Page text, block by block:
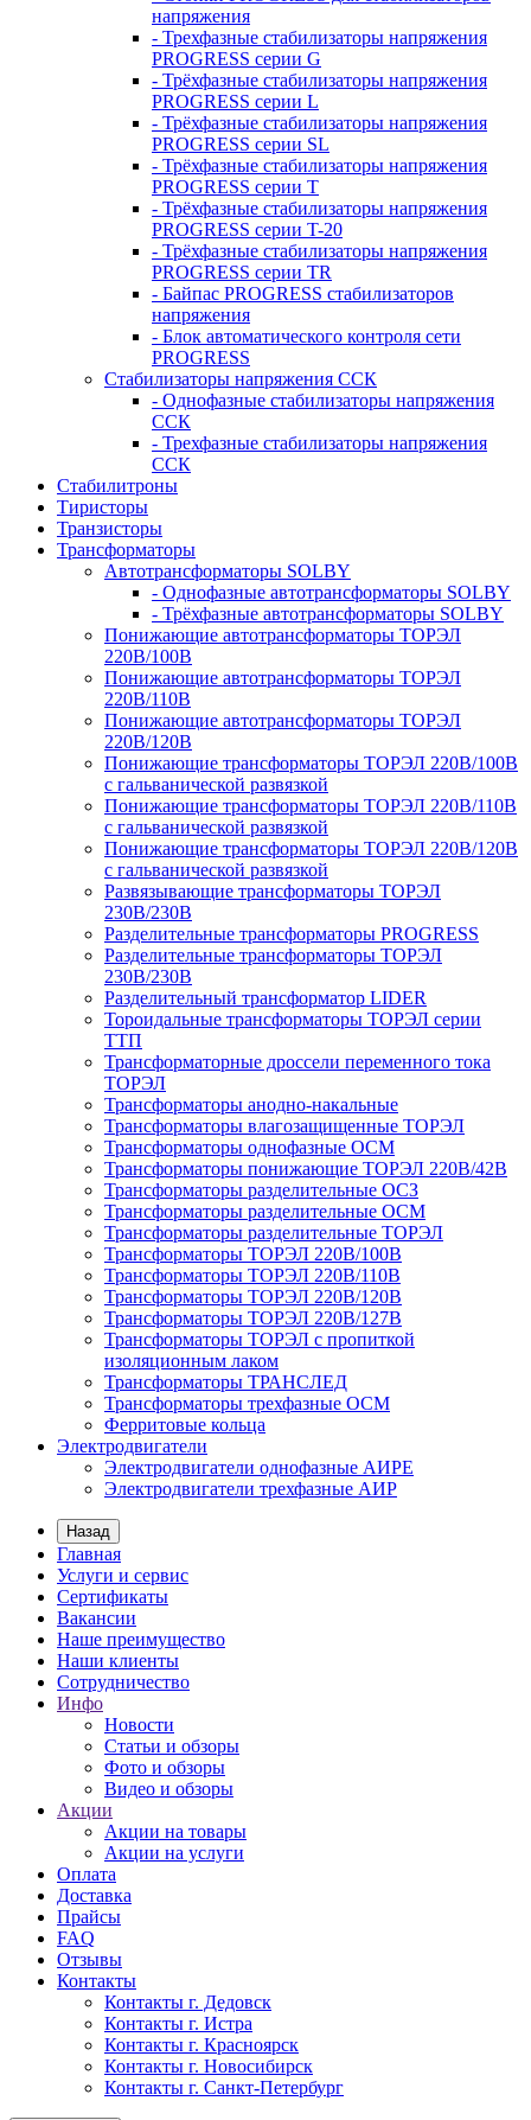
напряжения
- Трехфазные стабилизаторы напряжения
PROGRESS серии G
- Трёхфазные стабилизаторы напряжения
PROGRESS серии L
- Трёхфазные стабилизаторы напряжения
PROGRESS серии SL
- Трёхфазные стабилизаторы напряжения
PROGRESS серии T
- Трёхфазные стабилизаторы напряжения
PROGRESS серии T-20
- Трёхфазные стабилизаторы напряжения
PROGRESS серии TR
- Байпас PROGRESS стабилизаторов
напряжения
- Блок автоматического контроля сети
PROGRESS
Стабилизаторы напряжения ССК
- Однофазные стабилизаторы напряжения
ССК
- Трехфазные стабилизаторы напряжения
ССК
Стабилитроны
Тиристоры
Транзисторы
Трансформаторы
Автотрансформаторы SOLBY
- Однофазные автотрансформаторы SOLBY
- Трёхфазные автотрансформаторы SOLBY
Понижающие автотрансформаторы ТОРЭЛ
220В/100В
Понижающие автотрансформаторы ТОРЭЛ
220В/110В
Понижающие автотрансформаторы ТОРЭЛ
220В/120В
Понижающие трансформаторы ТОРЭЛ 220В/100В
с гальванической развязкой
Понижающие трансформаторы ТОРЭЛ 220В/110В
с гальванической развязкой
Понижающие трансформаторы ТОРЭЛ 220В/120В
с гальванической развязкой
Развязывающие трансформаторы ТОРЭЛ
230В/230В
Разделительные трансформаторы PROGRESS
Разделительные трансформаторы ТОРЭЛ
230В/230В
Разделительный трансформатор LIDER
Тороидальные трансформаторы ТОРЭЛ серии
ТТП
Трансформаторные дроссели переменного тока
ТОРЭЛ
Трансформаторы анодно-накальные
Трансформаторы влагозащищенные ТОРЭЛ
Трансформаторы однофазные ОСМ
Трансформаторы понижающие ТОРЭЛ 220В/42В
Трансформаторы разделительные ОСЗ
Трансформаторы разделительные ОСМ
Трансформаторы разделительные ТОРЭЛ
Трансформаторы ТОРЭЛ 220В/100В
Трансформаторы ТОРЭЛ 220В/110В
Трансформаторы ТОРЭЛ 220В/120В
Трансформаторы ТОРЭЛ 220В/127В
Трансформаторы ТОРЭЛ с пропиткой
изоляционным лаком
Трансформаторы ТРАНСЛЕД
Трансформаторы трехфазные ОСМ
Ферритовые кольца
Электродвигатели
Электродвигатели однофазные АИРЕ
Электродвигатели трехфазные АИР
Назад
Главная
Услуги и сервис
Сертификаты
Вакансии
Наше преимущество
Наши клиенты
Сотрудничество
Инфо
Новости
Статьи и обзоры
Фото и обзоры
Видео и обзоры
Акции
Акции на товары
Акции на услуги
Оплата
Доставка
Прайсы
FAQ
Отзывы
Контакты
Контакты г. Дедовск
Контакты г. Истра
Контакты г. Красноярск
Контакты г. Новосибирск
Контакты г. Санкт-Петербург